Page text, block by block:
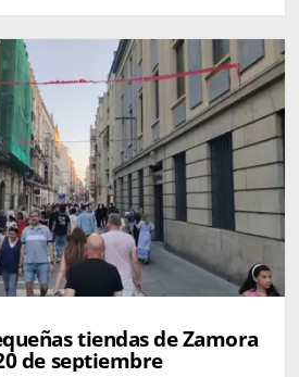
tiendas de Zamora
de septiembre